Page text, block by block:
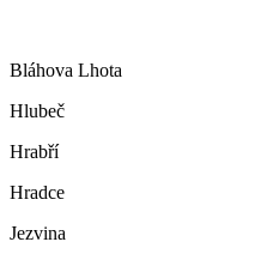
Bláhova Lhota
Hlubeč
Hrabří
Hradce
Jezvina